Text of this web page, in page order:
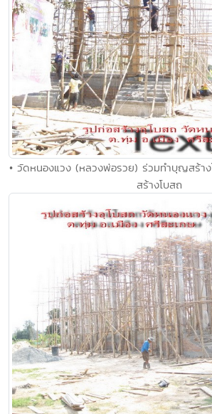
• วัดหนองแวง (หลวงพ่อรวย) ร่วมทำบุญสร้า
สร้างโบสถ